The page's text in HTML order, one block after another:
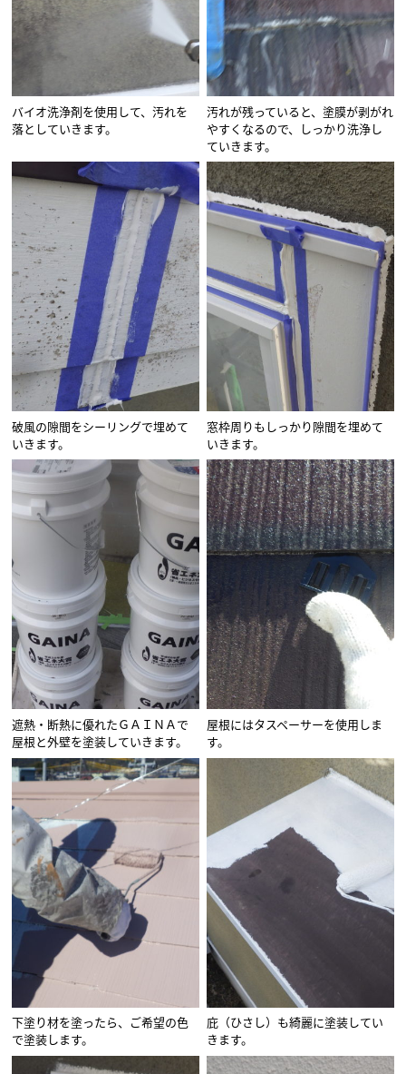
バイオ洗浄剤を使用して、汚れを
落としていきます。
汚れが残っていると、塗膜が剥がれ
やすくなるので、しっかり洗浄し
ていきます。
破風の隙間をシーリングで埋めて
いきます。
窓枠周りもしっかり隙間を埋めて
いきます。
遮熱・断熱に優れたＧＡＩＮＡで
屋根と外壁を塗装していきます。
屋根にはタスペーサーを使用しま
す。
下塗り材を塗ったら、ご希望の色
で塗装します。
庇（ひさし）も綺麗に塗装してい
きます。